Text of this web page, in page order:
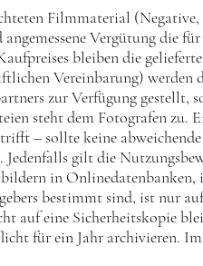
Filmmaterial
Vergütung die
bleiben die
Vereinbarung) werden
zur Verfügung
steht dem Fotografen
– sollte keine
gilt die
in
bestimmt sind, ist nur
auf eine Sicherheitskopie
für ein Jahr archivieren.